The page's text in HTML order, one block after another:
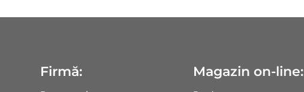
Firmă: Magazin on-line: